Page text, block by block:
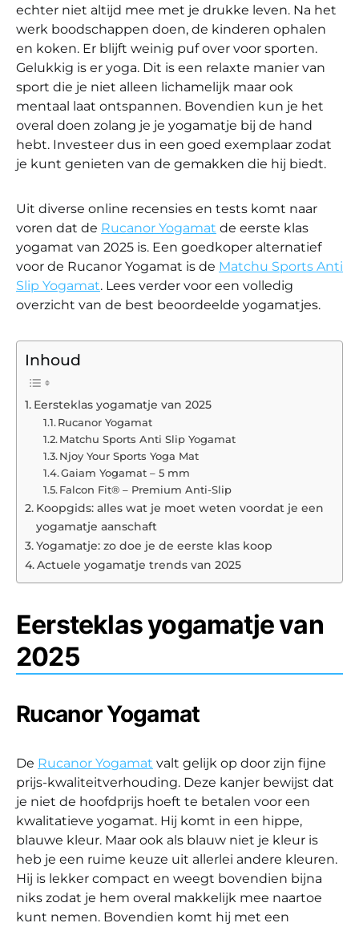
echter niet altijd mee met je drukke leven. Na het
werk boodschappen doen, de kinderen ophalen
en koken. Er blijft weinig puf over voor sporten.
Gelukkig is er yoga. Dit is een relaxte manier van
sport die je niet alleen lichamelijk maar ook
mentaal laat ontspannen. Bovendien kun je het
overal doen zolang je je yogamatje bij de hand
hebt. Investeer dus in een goed exemplaar zodat
je kunt genieten van de gemakken die hij biedt.
Uit diverse online recensies en tests komt naar
voren dat de Rucanor Yogamat de eerste klas
yogamat van 2025 is. Een goedkoper alternatief
voor de Rucanor Yogamat is de Matchu Sports Anti
Slip Yogamat. Lees verder voor een volledig
overzicht van de best beoordeelde yogamatjes.
Inhoud
Eersteklas yogamatje van 2025
Rucanor Yogamat
Matchu Sports Anti Slip Yogamat
Njoy Your Sports Yoga Mat
Gaiam Yogamat – 5 mm
Falcon Fit® – Premium Anti-Slip
Koopgids: alles wat je moet weten voordat je een
yogamatje aanschaft
Yogamatje: zo doe je de eerste klas koop
Actuele yogamatje trends van 2025
Eersteklas yogamatje van
2025
Rucanor Yogamat
De Rucanor Yogamat valt gelijk op door zijn fijne
prijs-kwaliteitverhouding. Deze kanjer bewijst dat
je niet de hoofdprijs hoeft te betalen voor een
kwalitatieve yogamat. Hij komt in een hippe,
blauwe kleur. Maar ook als blauw niet je kleur is
heb je een ruime keuze uit allerlei andere kleuren.
Hij is lekker compact en weegt bovendien bijna
niks zodat je hem overal makkelijk mee naartoe
kunt nemen. Bovendien komt hij met een